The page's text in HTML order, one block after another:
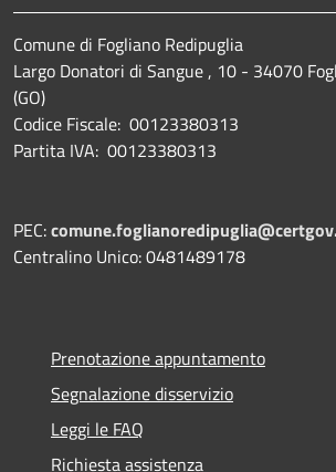
Comune di Fogliano Redipuglia
Largo Donatori di Sangue , 10 - 34070
(GO)
Codice Fiscale: 00123380313
Partita IVA: 00123380313
PEC:
Centralino Unico: 0481489178
Prenotazione appuntamento
Segnalazione disservizio
Leggi le FAQ
Richiesta assistenza